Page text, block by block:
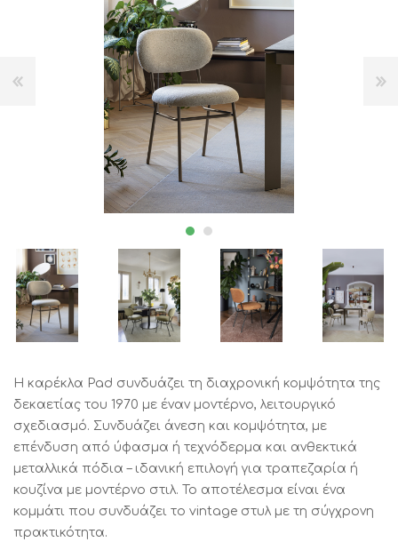
Η καρέκλα Pad συνδυάζει τη διαχρονική κομψότητα της
δεκαετίας του 1970 με έναν μοντέρνο, λειτουργικό
σχεδιασμό. Συνδυάζει άνεση και κομψότητα, με
επένδυση από ύφασμα ή τεχνόδερμα και ανθεκτικά
μεταλλικά πόδια – ιδανική επιλογή για τραπεζαρία ή
κουζίνα με μοντέρνο στιλ. Το αποτέλεσμα είναι ένα
κομμάτι που συνδυάζει το vintage στυλ με τη σύγχρονη
πρακτικότητα.